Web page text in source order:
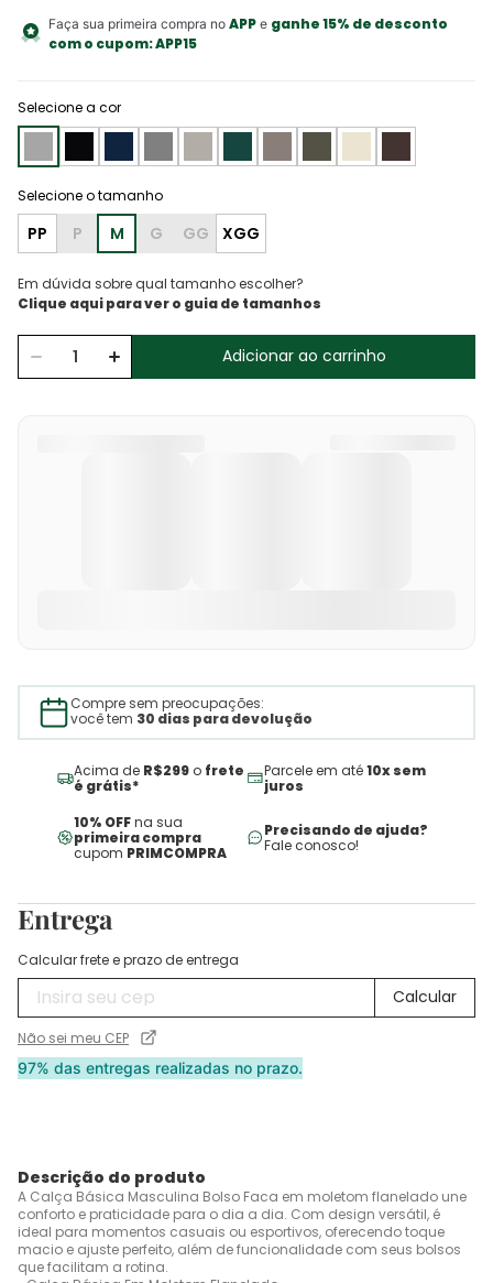
Faça sua primeira compra no APPe ganhe 15% de desconto
com o cupom:APP15
Selecione a cor
PP P M G GG XGG
Em dúvida sobre qual tamanho escolher?
Adicionar ao carrinho
Compre sem preocupações:
você tem 30 dias para devolução
Acima de R$299 o frete
é grátis*
Parcele em até10x sem
juros
10% OFFna sua
primeira compra
cupom PRIMCOMPRA
Precisando de ajuda?
Fale conosco!
Entrega
Calcular frete e prazo de entrega
Não sei meu CEP
97% das entregas realizadas no prazo.
Descrição do produto
A Calça Básica Masculina Bolso Faca em moletom flanelado une
conforto e praticidade para o dia a dia. Com design versátil, é
ideal para momentos casuais ou esportivos, oferecendo toque
macio e ajuste perfeito, além de funcionalidade com seus bolsos
que facilitam a rotina.